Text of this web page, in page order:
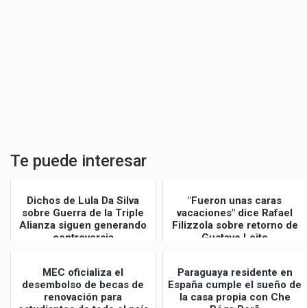
Te puede interesar
Dichos de Lula Da Silva
sobre Guerra de la Triple
Alianza siguen generando
controversia
"Fueron unas caras
vacaciones" dice Rafael
Filizzola sobre retorno de
Gustavo Leite
MEC oficializa el
desembolso de becas de
renovación para
Paraguaya residente en
España cumple el sueño de
la casa propia con Che